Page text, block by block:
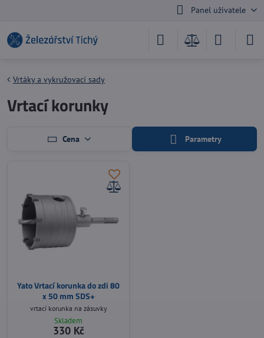
Panel uživatele
Vrtáky a vykružovací sady
Vrtací korunky
Cena Parametry
Yato Vrtací korunka do zdi 80
x 50 mm SDS+
vrtací korunka na zásuvky
Skladem
330 Kč